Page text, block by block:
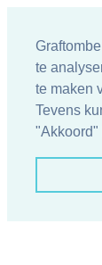
te
te maken
Tevens
"Akkoord"